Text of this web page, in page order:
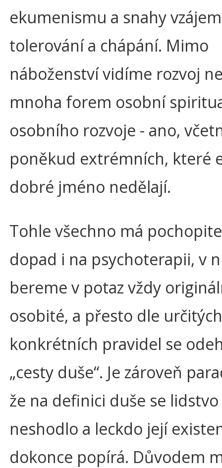
ekumenismu a snahy
tolerování a chápání. Mimo
náboženství vidíme rozvoj
mnoha forem osobní
osobního rozvoje - ano,
poněkud extrémních, které
dobré jméno nedělají.
Tohle všechno má
dopad i na psychoterapii, v
bereme v potaz vždy
osobité, a přesto dle určitých
konkrétních pravidel se
„cesty duše“. Je zároveň
že na definici duše se
neshodlo a leckdo její
dokonce popírá. Důvodem